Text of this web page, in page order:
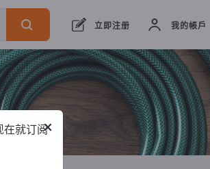
立即注册 我的帳戶
出口商4 制造商
×
在就订阅